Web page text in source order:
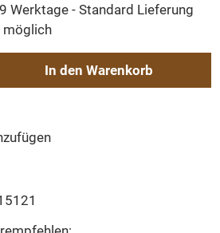
Werktage - Standard Lieferung
möglich
Wert ein oder benutze die Schaltflächen
In den Warenkorb